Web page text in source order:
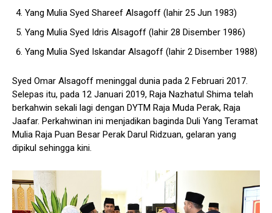
Yang Mulia Syed Shareef Alsagoff (lahir 25 Jun 1983)
Yang Mulia Syed Idris Alsagoff (lahir 28 Disember 1986)
Yang Mulia Syed Iskandar Alsagoff (lahir 2 Disember 1988)
Syed Omar Alsagoff meninggal dunia pada 2 Februari 2017.
Selepas itu, pada 12 Januari 2019, Raja Nazhatul Shima telah
berkahwin sekali lagi dengan DYTM Raja Muda Perak, Raja
Jaafar. Perkahwinan ini menjadikan baginda Duli Yang Teramat
Mulia Raja Puan Besar Perak Darul Ridzuan, gelaran yang
dipikul sehingga kini.